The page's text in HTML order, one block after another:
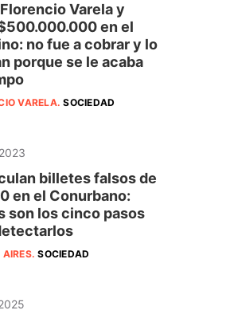
Varela y
en el
no fue a cobrar y lo
porque se le acaba
VARELA.SOCIEDAD
billetes falsos de
en el Conurbano:
son los cinco pasos
AIRES.SOCIEDAD